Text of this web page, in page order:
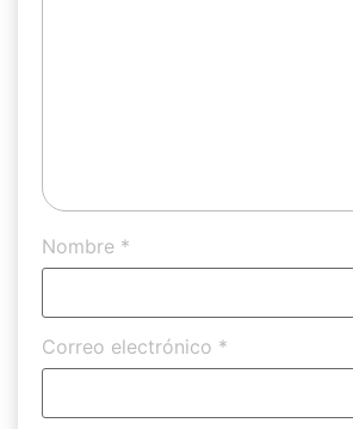
Nombre *
Correo electrónico *